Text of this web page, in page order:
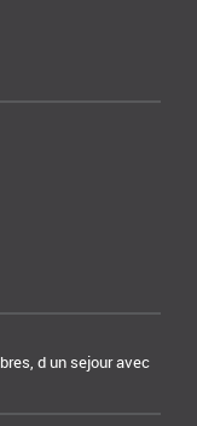
d un sejour avec